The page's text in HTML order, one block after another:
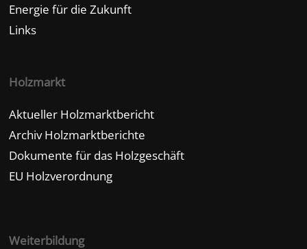
Energie für die Zukunft
Links
Holzmarkt
Aktueller Holzmarktbericht
Archiv Holzmarktberichte
Dokumente für das Holzgeschäft
EU Holzverordnung
Weiterbildung